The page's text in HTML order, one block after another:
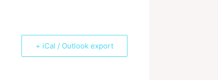
+ iCal / Outlook export